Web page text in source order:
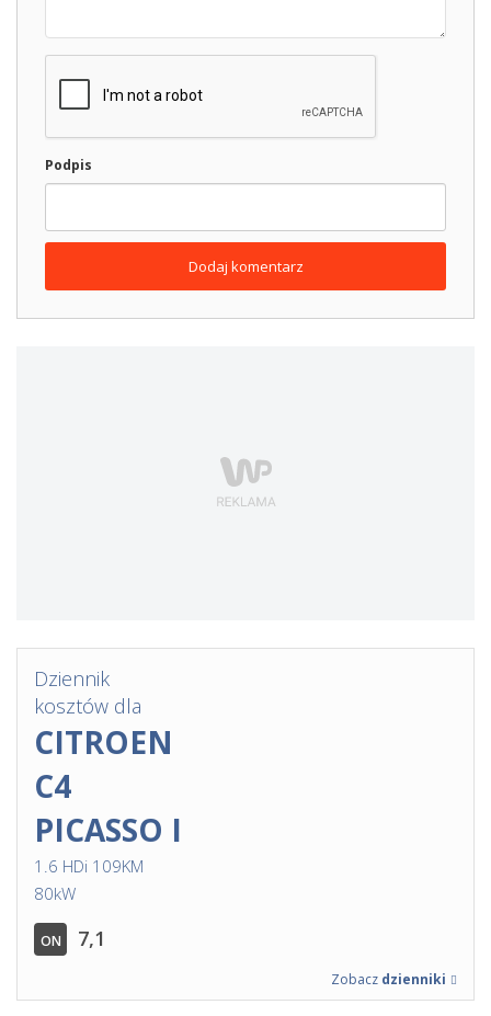
Podpis
Dodaj komentarz
Dziennik
kosztów dla
CITROEN
C4
PICASSO I
1.6 HDi 109KM
80kW
ON 7,1
Zobacz dzienniki